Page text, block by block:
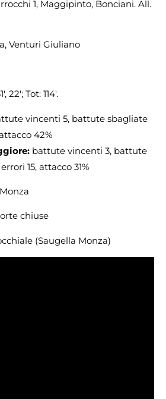
1, Maggipinto, Bonciani. All.
Venturi Giuliano
22′; Tot: 114′.
vincenti 5, battute sbagliate
42%
battute vincenti 3, battute
15, attacco 31%
chiuse
(Saugella Monza)